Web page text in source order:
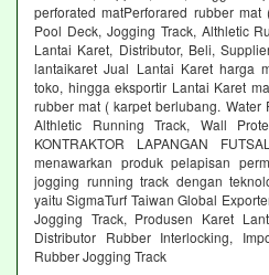
perforated matPerforared rubber
Pool Deck, Jogging Track, Althletic
Lantai Karet, Distributor, Beli,
lantaikaret Jual Lantai Karet harga
toko, hingga eksportir Lantai Karet
rubber mat ( karpet berlubang. Water
Althletic Running Track, Wall
KONTRAKTOR LAPANGAN
menawarkan produk pelapisan
jogging running track dengan
yaitu SigmaTurf Taiwan Global
Jogging Track, Produsen Karet
Distributor Rubber Interlocking,
Rubber Jogging Track